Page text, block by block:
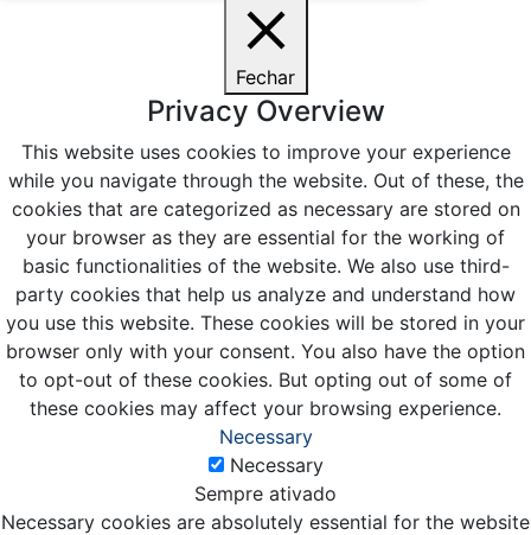
Fechar
Privacy Overview
This website uses cookies to improve your experience
while you navigate through the website. Out of these, the
cookies that are categorized as necessary are stored on
your browser as they are essential for the working of
basic functionalities of the website. We also use third-
party cookies that help us analyze and understand how
you use this website. These cookies will be stored in your
browser only with your consent. You also have the option
to opt-out of these cookies. But opting out of some of
these cookies may affect your browsing experience.
Necessary
Necessary
Sempre ativado
Necessary cookies are absolutely essential for the website